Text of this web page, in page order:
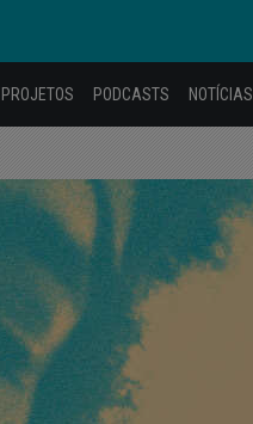
PROJETOS PODCASTS NOTÍCIAS